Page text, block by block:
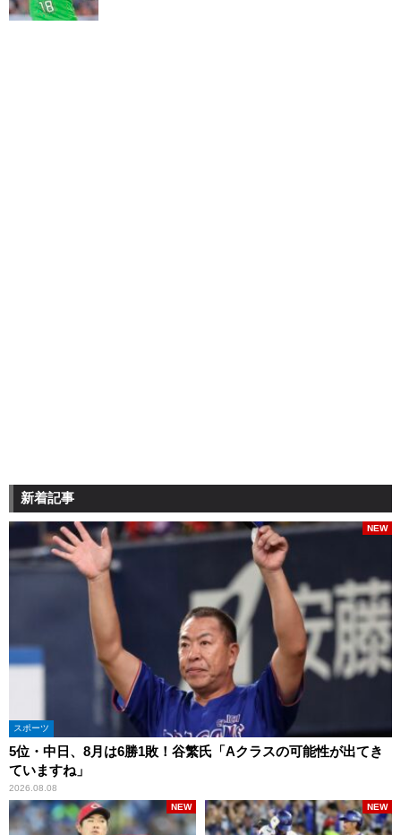
新着記事
スポーツ
5位・中日、8月は6勝1敗！谷繁氏「Aクラスの可能性が出てき
ていますね」
2026.08.08
NEW
NEW NEW